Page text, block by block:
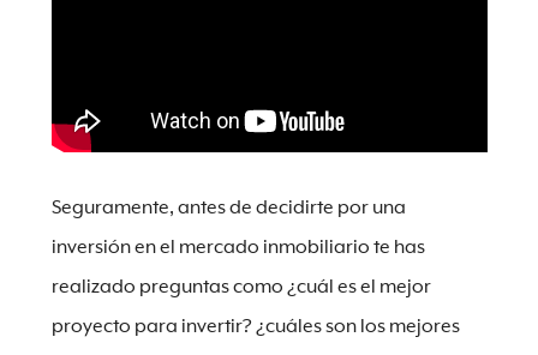
Seguramente, antes de decidirte por una
inversión en el mercado inmobiliario te has
realizado preguntas como ¿cuál es el mejor
proyecto para invertir? ¿cuáles son los mejores